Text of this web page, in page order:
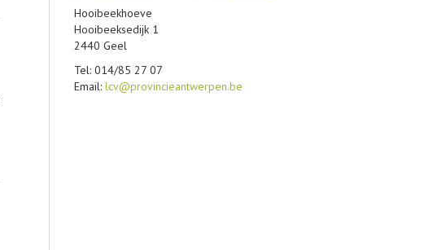
Hooibeekhoeve
Hooibeeksedijk 1
2440 Geel
Tel: 014/85 27 07
Email: lcv@provincieantwerpen.be